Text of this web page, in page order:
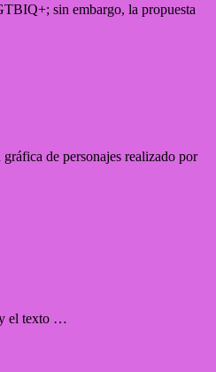
sin embargo, la propuesta
de personajes realizado por
y el texto …